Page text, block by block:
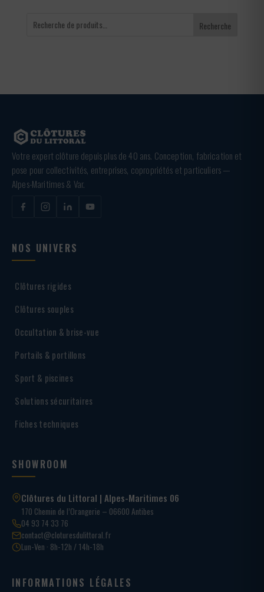
Recherche
Votre expert clôture depuis plus de 40 ans. Conception, fabrication et
pose pour collectivités, entreprises, copropriétés et particuliers —
Alpes-Maritimes & Var.
NOS UNIVERS
Clôtures rigides
Clôtures souples
Occultation & brise-vue
Portails & portillons
Sport & piscines
Solutions sécuritaires
Fiches techniques
SHOWROOM
Clôtures du Littoral | Alpes-Maritimes 06
170 Chemin de l’Orangerie – 06600 Antibes
04 93 74 33 76
contact@cloturesdulittoral.fr
Lun-Ven · 8h-12h / 14h-18h
INFORMATIONS LÉGALES